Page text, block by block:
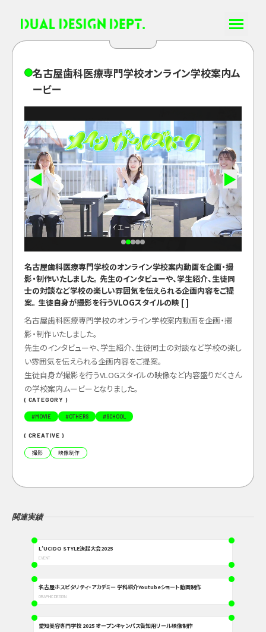
名古屋歯科医療専門学校オンライン学校案内ム
ービー
◀ ▶
( CATEGORY )
#MOVIE #OTHERS #SCHOOL
( CREATIVE )
撮影 映像制作
名古屋歯科医療専門学校のオンライン学校案内動画を企画・撮
影・制作いたしました。 先生のインタビューや、学生紹介、生徒同
士の対談など学校の楽しい雰囲気を伝えられる企画内容をご提
案。 生徒自身が撮影を行うVLOGスタイルの映 [ ]
名古屋歯科医療専門学校のオンライン学校案内動画を企画・撮
影・制作いたしました。
先生のインタビューや、学生紹介、生徒同士の対談など学校の楽し
い雰囲気を伝えられる企画内容をご提案。
生徒自身が撮影を行うVLOGスタイルの映像など内容盛りだくさん
の学校案内ムービーとなりました。
関連実績
L’UCIDO STYLE決起大会2025
EVENT
名古屋ホスピタリティ・アカデミー 学科紹介Youtubeショート動画制作
GRAPHIC DESIGN
愛知美容専門学校 2025 オープンキャンパス告知用リール映像制作